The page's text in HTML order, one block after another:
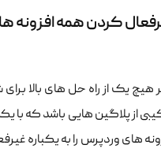
کردن همه افزونه ها
هیچ یک از راه حل های بالا
از پلاگین هایی باشد که با
های وردپرس را به یکباره